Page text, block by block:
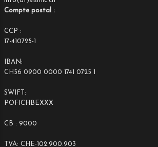
Compte postal :
CCP :
17-410725-1
IBAN:
CH56 0900 0000 1741 0725 1
SWIFT:
POFICHBEXXX
CB : 9000
TVA: CHE-102.900.903